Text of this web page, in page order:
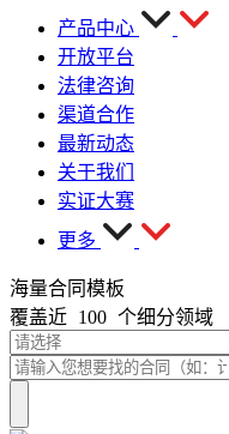
产品中心
开放平台
法律咨询
渠道合作
最新动态
关于我们
实证大赛
更多
海量合同模板
覆盖近 100 个细分领域